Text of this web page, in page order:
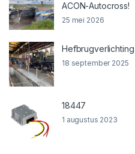
ACON-Autocross!
25 mei 2026
18 september 2025
18447
1 augustus 2023